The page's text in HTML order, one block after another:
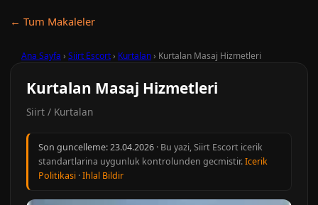
← Tum Makaleler
Ana Sayfa › Siirt Escort› Kurtalan› Kurtalan Masaj Hizmetleri
Kurtalan Masaj Hizmetleri
Siirt / Kurtalan
Son guncelleme:23.04.2026 · Bu yazi, Siirt Escort icerik
standartlarina uygunluk kontrolunden gecmistir.Icerik
Politikasi ·Ihlal Bildir